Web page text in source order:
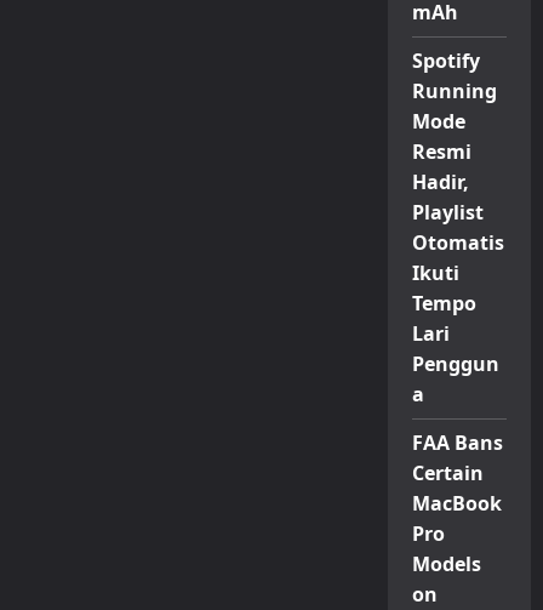
mAh
Spotify
Running
Mode
Resmi
Hadir,
Playlist
Otomatis
Ikuti
Tempo
Lari
Penggun
a
FAA Bans
Certain
MacBook
Pro
Models
on